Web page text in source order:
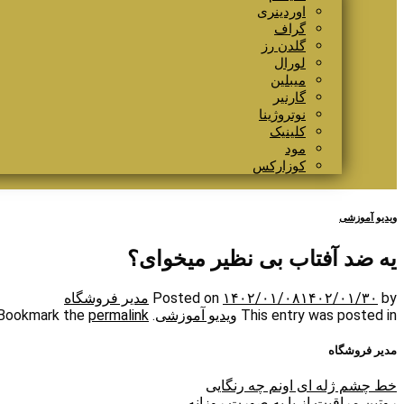
اوردینری
گراف
گلدن رز
لورال
میبلین
گارنیر
نوتروژینا
کلینیک
مود
کوزارکس
ویدیو آموزشی
یه ضد آفتاب بی نظیر میخوای؟
Posted on ۱۴۰۲/۰۱/۰۸۱۴۰۲/۰۱/۳۰ by
مدیر فروشگاه
This entry was posted in ویدیو آموزشی. Bookmark the
permalink
مدیر فروشگاه
خط چشم ژله ای اونم چه رنگایی